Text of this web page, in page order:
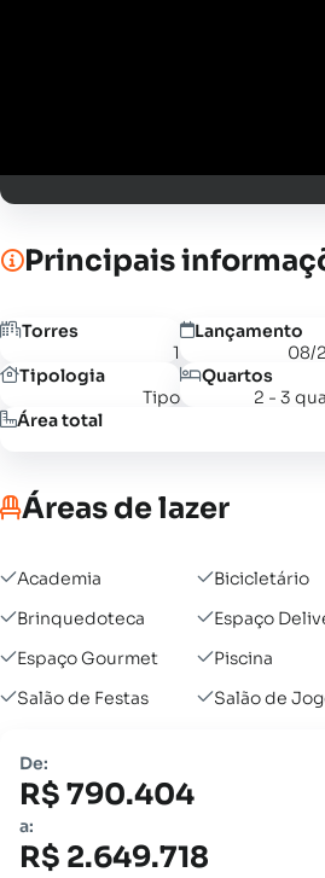
Principais
Torres
1
Lançamento
08/
Tipologia
Tipo
Quartos
2 - 3
Área total
Áreas de lazer
Academia
Bicicletário
Brinquedoteca
Espaço
Espaço Gourmet
Piscina
Salão de Festas
Salão de
De:
R$ 790.404
a:
R$ 2.649.718